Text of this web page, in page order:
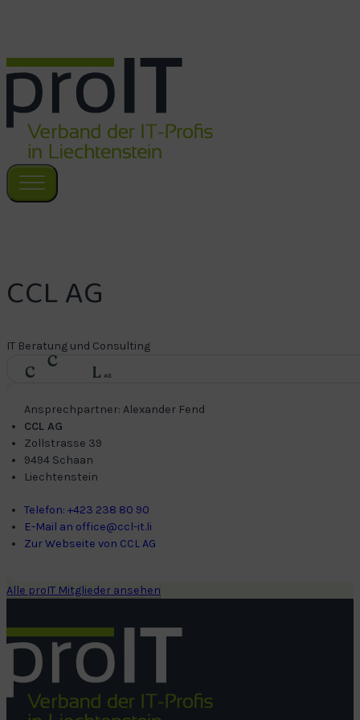
CCL AG
IT Beratung und Consulting
Ansprechpartner: Alexander Fend
CCL AG
Zollstrasse 39
9494 Schaan
Liechtenstein
Telefon: +423 238 80 90
E-Mail an office@ccl-it.li
Zur Webseite von CCL AG
Alle proIT Mitglieder ansehen